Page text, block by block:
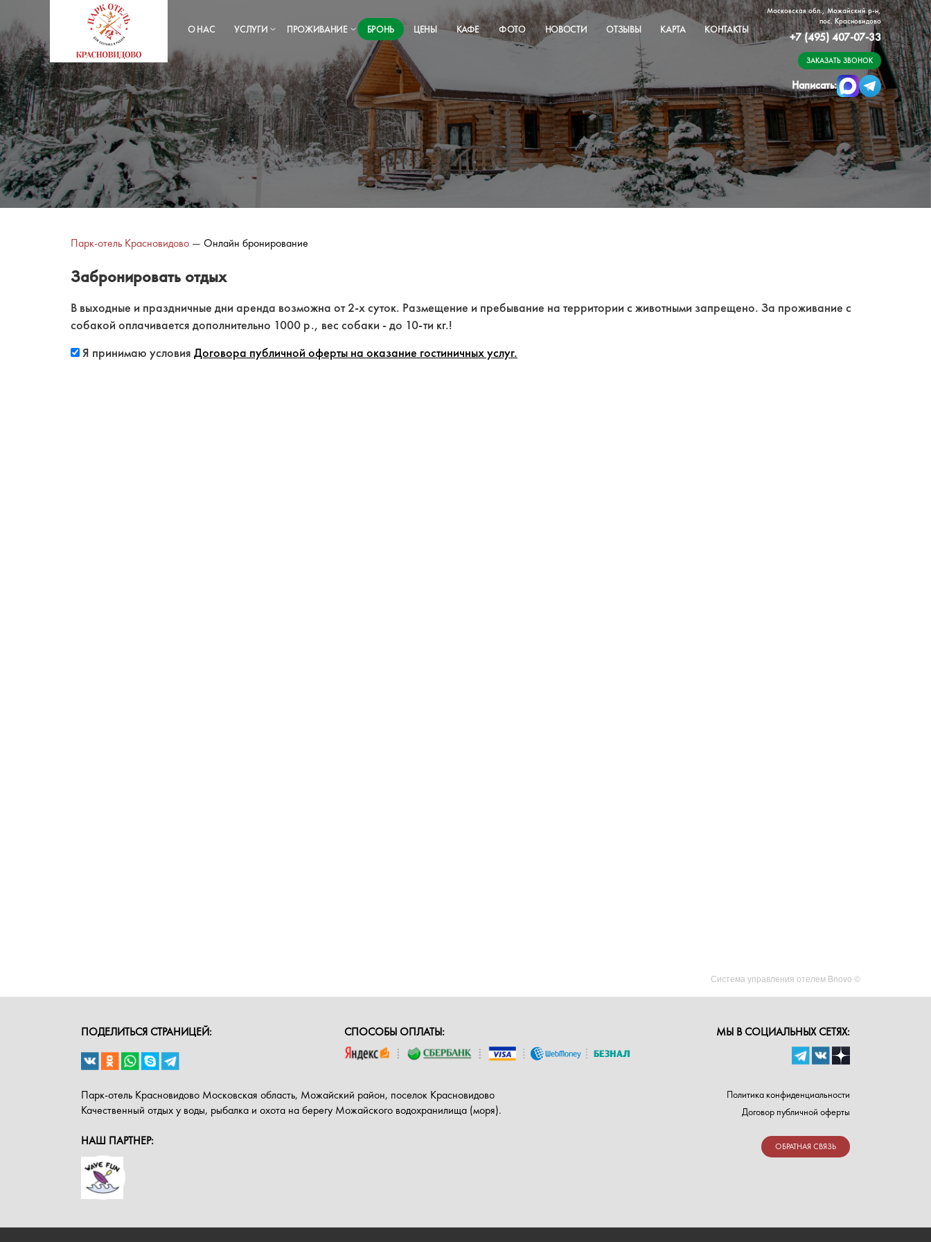
О НАС УСЛУГИ ПРОЖИВАНИЕ БРОНЬ ЦЕНЫ КАФЕ ФОТО НОВОСТИ ОТЗЫВЫ КАРТА КОНТАКТЫ
Московская обл., Можайский р-н,
пос. Красновидово
+7 (495) 407-07-33
ЗАКАЗАТЬ ЗВОНОК
Написать:
Парк-отель Красновидово — Онлайн бронирование
Забронировать отдых
В выходные и праздничные дни аренда возможна от 2-х суток. Размещение и пребывание на территории с животными запрещено. За проживание с
собакой оплачивается дополнительно 1000 р., вес собаки - до 10-ти кг.!
Я принимаю условия Договора публичной оферты на оказание гостиничных услуг.
Система управления отелем Bnovo ©
ПОДЕЛИТЬСЯ СТРАНИЦЕЙ: СПОСОБЫ ОПЛАТЫ: МЫ В СОЦИАЛЬНЫХ СЕТЯХ:
Парк-отель Красновидово Московская область, Можайский район, поселок Красновидово
Качественный отдых у воды, рыбалка и охота на берегу Можайского водохранилища (моря).
НАШ ПАРТНЕР:
Политика конфиденциальности
Договор публичной оферты
ОБРАТНАЯ СВЯЗЬ